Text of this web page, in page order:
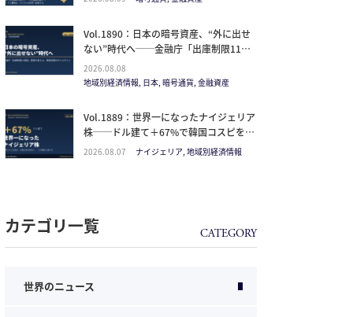
Vol.1890：日本の暗号資産、“外に出せ
ない”時代へ──金融庁「出庫制限11項
目」要請が変える、資産防衛のタイムラ
イン
2026.08.08
地域別経済情報, 日本, 暗号通貨, 金融資産
Vol.1889：世界一になったナイジェリア
株──ドル建て＋67%で韓国コスピを抜
いた理由と、日本人の乗り方
2026.08.07 ナイジェリア, 地域別経済情報
カテゴリ一覧
世界のニュース